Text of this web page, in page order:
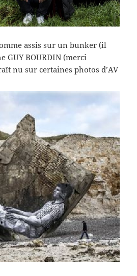
assis sur un bunker (il
GUY BOURDIN (merci
nu sur certaines photos d’AV